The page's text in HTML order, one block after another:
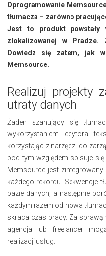
Oprogramowanie
tłumacza – zarówno
Jest to produkt
zlokalizowanej w Pradze.
Dowiedz się zatem, jak
Memsource.
Realizuj projekty
utraty danych
Żaden szanujący się
wykorzystaniem edytora
korzystając z narzędzi do
pod tym względem spisuje
Memsource jest
każdego rekordu. Sekwencje
bazie danych, a następnie
każdym razem od nowa
skraca czas pracy. Za sprawą
agencja lub freelancer
realizacji usług.